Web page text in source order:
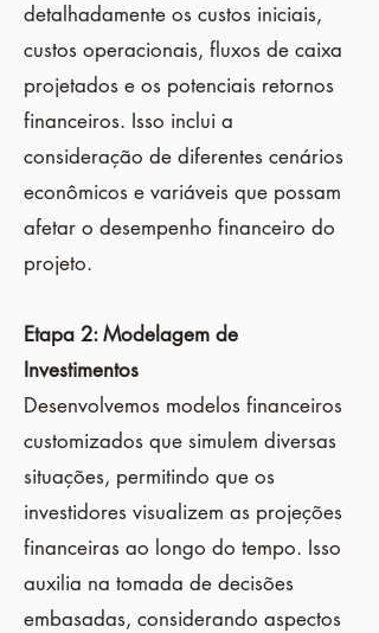
detalhadamente os custos iniciais,
custos operacionais, fluxos de caixa
projetados e os potenciais retornos
financeiros. Isso inclui a
consideração de diferentes cenários
econômicos e variáveis que possam
afetar o desempenho financeiro do
projeto.
Etapa 2: Modelagem de
Investimentos
Desenvolvemos modelos financeiros
customizados que simulem diversas
situações, permitindo que os
investidores visualizem as projeções
financeiras ao longo do tempo. Isso
auxilia na tomada de decisões
embasadas, considerando aspectos